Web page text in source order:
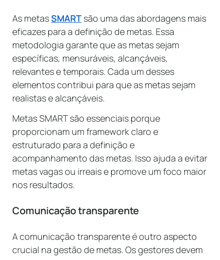
As metasSMART são uma das abordagens mais
eficazes para a definição de metas. Essa
metodologia garante que as metas sejam
específicas, mensuráveis, alcançáveis,
relevantes e temporais. Cada um desses
elementos contribui para que as metas sejam
realistas e alcançáveis.
Metas SMART são essenciais porque
proporcionam um framework claro e
estruturado para a definição e
acompanhamento das metas. Isso ajuda a evitar
metas vagas ou irreais e promove um foco maior
nos resultados.
Comunicação transparente
A comunicação transparente é outro aspecto
crucial na gestão de metas. Os gestores devem